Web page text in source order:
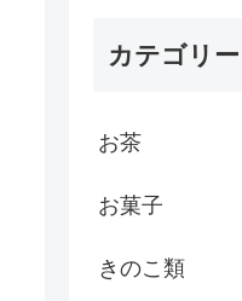
カテゴリー
お茶
お菓子
きのこ類